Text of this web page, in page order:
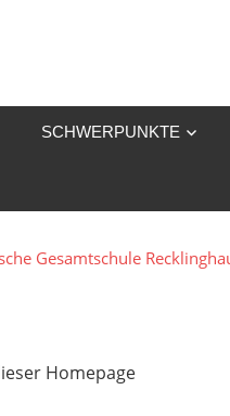
SCHWERPUNKTE
Homepage